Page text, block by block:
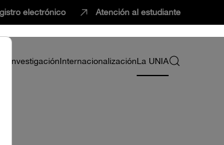
electrónico Atención al estudiante
InvestigaciónInternacionalizaciónLa UNIA